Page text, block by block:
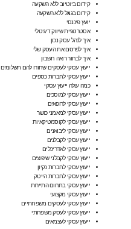
קידום ביוטיוב ללא השקעה
קידום בגוגל ללא השקעה
יועץ פיננסי
אסטרטגיית שיווק דיגיטלי
איך לנהל עסק נכון
איך לפרסם את העסק שלי
איך לבחור רואה חשבון
ייעוץ עסקי לעסקים שחזרו להם תשלומים
ייעוץ עסקי לחברות כספים
כמה עולה ייעוץ עסקי
ייעוץ עסקי למוסכים
ייעוץ עסקי לרופאים
ייעוץ עסקי למאמני כושר
ייעוץ עסקי לקוסמטיקאיות
ייעוץ עסקי ליבואנים
ייעוץ עסקי לקבלנים
ייעוץ עסקי לאדריכלים
ייעוץ עסקי לקבלני שיפוצים
ייעוץ עסקי לחברות נקיון
ייעוץ עסקי לחברות הייטק
ייעוץ עסקי בתחום התיירות
ייעוץ עסקי מקצועי
ייעוץ עסקי לעסקים משפחתיים
ייעוץ עסקי לעסק משפחתי
ייעוץ עסקי לעצמאים